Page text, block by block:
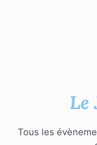
Le
Tous les